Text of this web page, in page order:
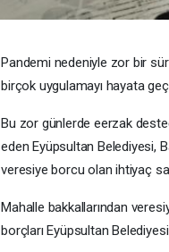
Pandemi nedeniyle zor bir
birçok uygulamayı hayata
Bu zor günlerde eerzak
eden Eyüpsultan Belediyesi,
veresiye borcu olan ihtiyaç
Mahalle bakkallarından
borçları Eyüpsultan